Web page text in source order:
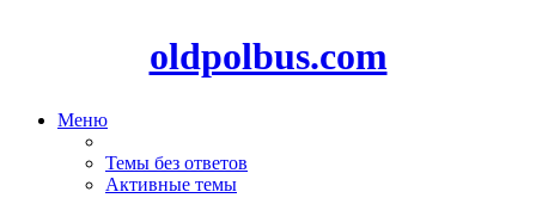
oldpolbus.com
Меню
Темы без ответов
Активные темы